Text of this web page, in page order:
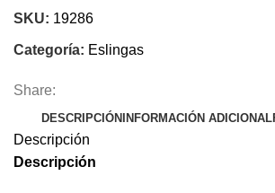
Truper
19286
SKU: 19286
Categoría: Eslingas
Share:
DESCRIPCIÓN INFORMACIÓN ADICIONAL
Descripción
Descripción